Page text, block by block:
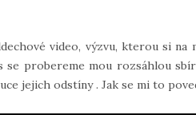
video, výzvu, kterou si
se probereme mou rozsáhlou
jejich odstíny . Jak se mi to